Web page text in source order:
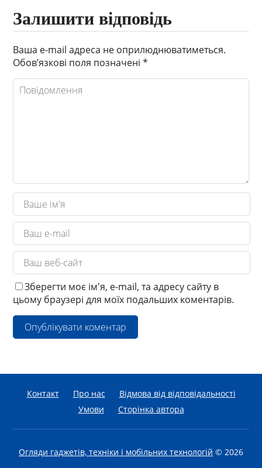
Залишити відповідь
Ваша e-mail адреса не оприлюднюватиметься.
Обов’язкові поля позначені*
Зберегти моє ім'я, e-mail, та адресу сайту в
цьому браузері для моїх подальших коментарів.
Контакт Про нас
Відмова від відповідальності
Умови
Сторінка автора
Огляди гаджетів, техніки і мобільних технологій © 2026